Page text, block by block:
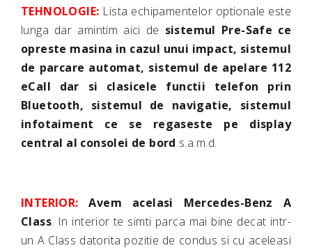
TEHNOLOGIE: Lista echipamentelor optionale este
lunga dar amintim aici de sistemul Pre-Safe ce
opreste masina in cazul unui impact, sistemul
de parcare automat, sistemul de apelare 112
eCall dar si clasicele functii telefon prin
Bluetooth, sistemul de navigatie, sistemul
infotaiment ce se regaseste pe display
central al consolei de bord s.a.m.d.
INTERIOR:
Avem acelasi Mercedes-Benz A
Class. In interior te simti parca mai bine decat intr-
un A Class datorita pozitie de condus si cu aceleasi